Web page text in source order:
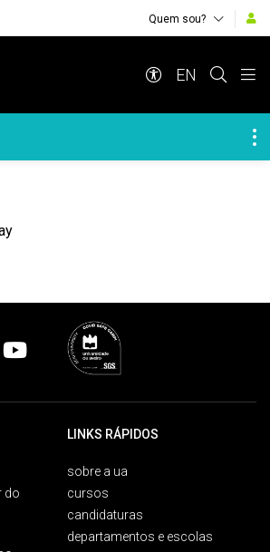
Quem sou?
EN
do
LINKS RÁPIDOS
sobre a ua
cursos
candidaturas
departamentos e escolas